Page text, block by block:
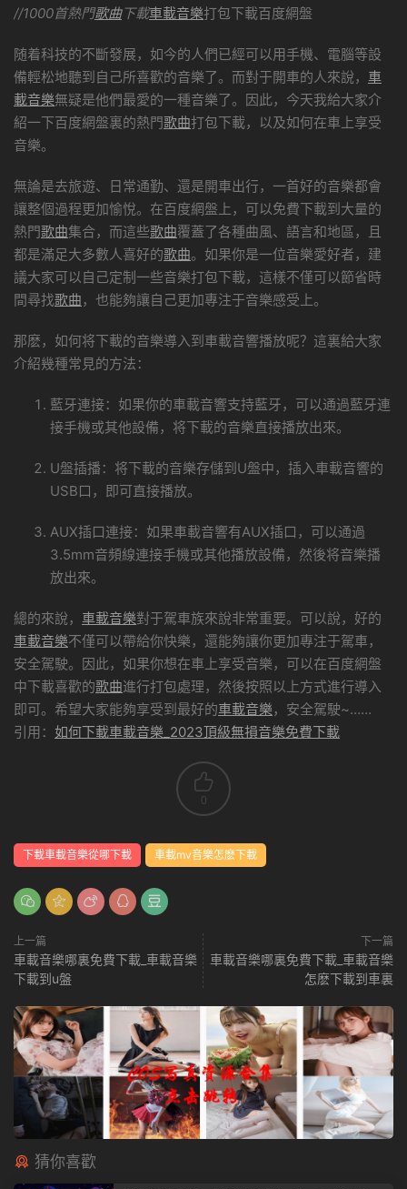
//1000首熱門歌曲下載車載音樂打包下載百度網盤
随着科技的不斷發展，如今的人們已經可以用手機、電腦等設
備輕松地聽到自己所喜歡的音樂了。而對于開車的人來說， 車
載音樂無疑是他們最愛的一種音樂了。因此，今天我給大家介
紹一下百度網盤裏的熱門歌曲打包下載，以及如何在車上享受
音樂。
無論是去旅遊、日常通勤、還是開車出行，一首好的音樂都會
讓整個過程更加愉悅。在百度網盤上，可以免費下載到大量的
熱門歌曲集合，而這些歌曲覆蓋了各種曲風、語言和地區，且
都是滿足大多數人喜好的歌曲。如果你是一位音樂愛好者，建
議大家可以自己定制一些音樂打包下載，這樣不僅可以節省時
間尋找歌曲 ，也能夠讓自己更加專注于音樂感受上。
那麽，如何将下載的音樂導入到車載音響播放呢？這裏給大家
介紹幾種常見的方法：
藍牙連接：如果你的車載音響支持藍牙，可以通過藍牙連
接手機或其他設備，将下載的音樂直接播放出來。
U盤插播：将下載的音樂存儲到U盤中，插入車載音響的
USB口，即可直接播放。
AUX插口連接：如果車載音響有AUX插口，可以通過
3.5mm音頻線連接手機或其他播放設備，然後将音樂播
放出來。
總的來說， 車載音樂對于駕車族來說非常重要。可以說，好的
車載音樂不僅可以帶給你快樂，還能夠讓你更加專注于駕車，
安全駕駛。因此，如果你想在車上享受音樂，可以在百度網盤
中下載喜歡的歌曲進行打包處理，然後按照以上方式進行導入
即可。希望大家能夠享受到最好的車載音樂 ，安全駕駛~……
引用： 如何下載車載音樂_2023頂級無損音樂免費下載
0
下載車載音樂從哪下載 車載mv音樂怎麽下載
上一篇
車載音樂哪裏免費下載_車載音樂
下載到u盤
下一篇
車載音樂哪裏免費下載_車載音樂
怎麽下載到車裏
猜你喜歡